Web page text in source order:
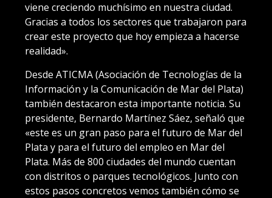
viene creciendo muchísimo en nuestra ciudad.
Gracias a todos los sectores que trabajaron para
crear este proyecto que hoy empieza a hacerse
realidad».
Desde ATICMA (Asociación de Tecnologías de la
Información y la Comunicación de Mar del Plata)
también destacaron esta importante noticia. Su
presidente, Bernardo Martínez Sáez, señaló que
«este es un gran paso para el futuro de Mar del
Plata y para el futuro del empleo en Mar del
Plata. Más de 800 ciudades del mundo cuentan
con distritos o parques tecnológicos. Junto con
estos pasos concretos vemos también cómo se